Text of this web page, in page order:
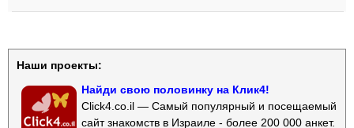
Наши проекты:
Найди свою половинку на Клик4!
Click4.co.il — Самый популярный и посещаемый
сайт знакомств в Израиле - более 200 000 анкет.